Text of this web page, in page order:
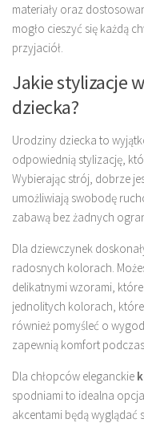
materiały oraz
mogło cieszyć się każdą
przyjaciół.
Jakie stylizacje
dziecka?
Urodziny dziecka to
odpowiednią stylizację,
Wybierając strój, dobrze
umożliwiają swobodę
zabawą bez żadnych
Dla dziewczynek
radosnych kolorach.
delikatnymi wzorami,
jednolitych kolorach,
również pomyśleć o
zapewnią komfort
Dla chłopców eleganckie
spodniami to idealna
akcentami będą